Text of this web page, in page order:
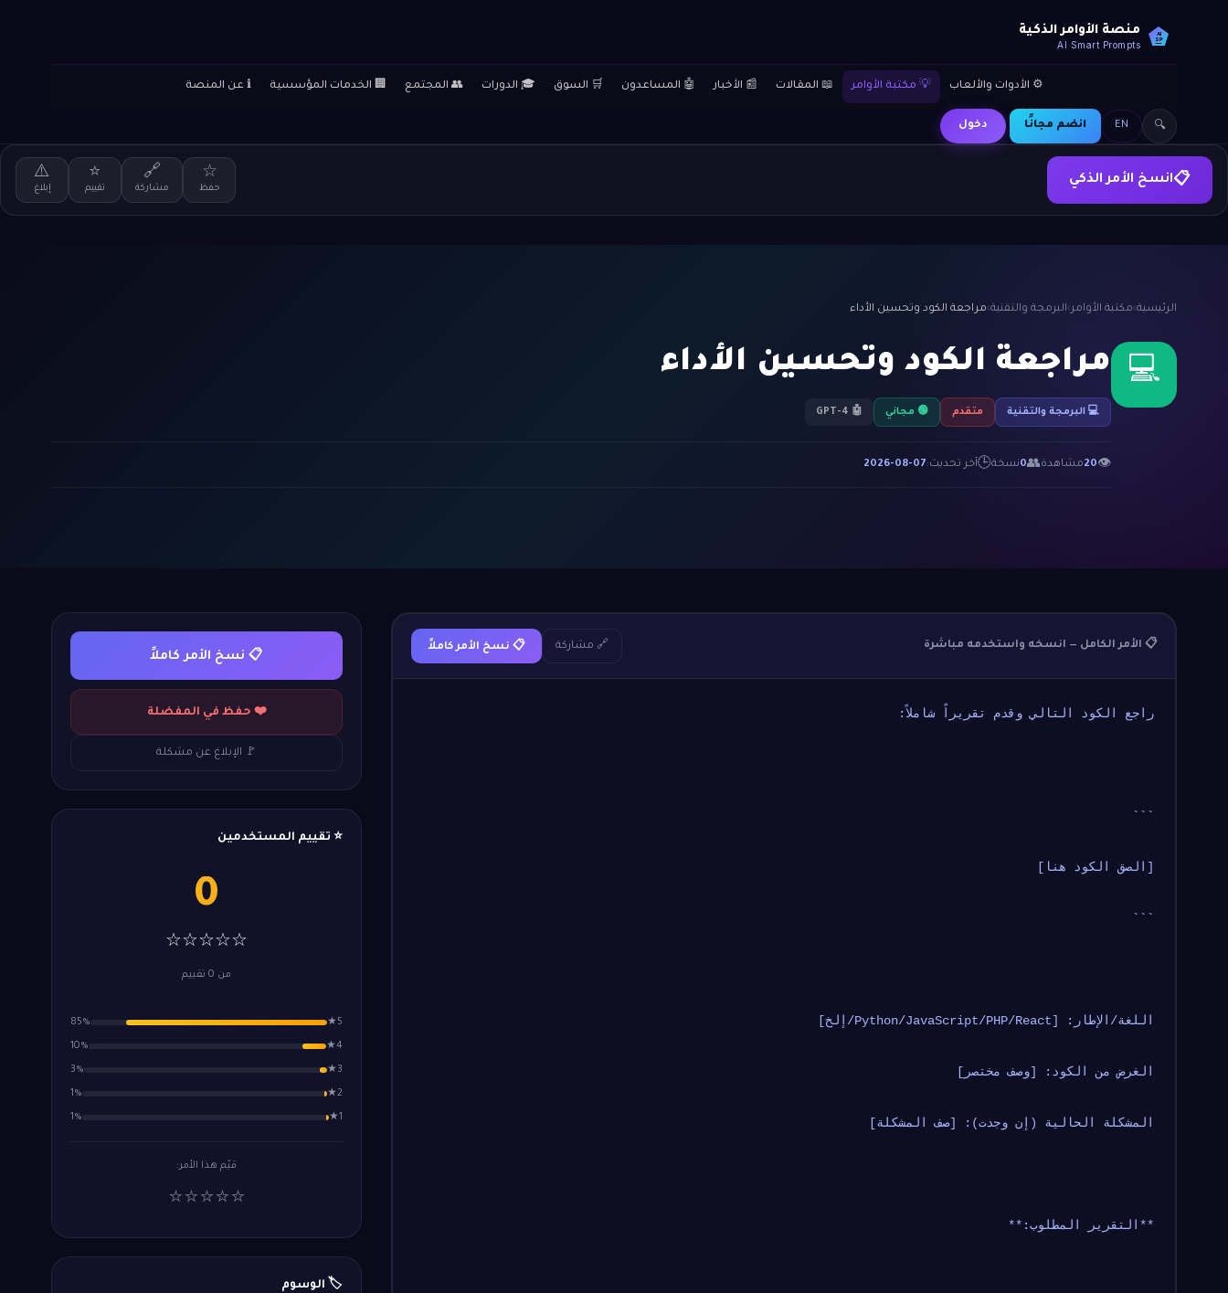
AI
SP
منصة الأوامر الذكية
AI Smart Prompts
⚙️ الأدوات والألعاب 💡 مكتبة الأوامر 📖 المقالات 📰 الأخبار 🤖 المساعدون 🛒 السوق 🎓 الدورات 👥 المجتمع 🏢 الخدمات المؤسسية ℹ️ عن المنصة
🔍
EN انضم مجانًا دخول
📋انسخ الأمر الذكي ☆
حفظ
🔗
مشاركة
⭐
تقييم
⚠️
إبلاغ
الرئيسية›مكتبة الأوامر›البرمجة والتقنية›مراجعة الكود وتحسين الأداء
💻 مراجعة الكود وتحسين الأداء
💻 البرمجة والتقنية متقدم 🟢 مجاني 🤖 GPT-4
👁
20مشاهدة👥
0نسخة🕒آخر تحديث:2026-08-07
📋 الأمر الكامل — انسخه واستخدمه مباشرة 🔗 مشاركة 📋 نسخ الأمر كاملاً
راجع الكود التالي وقدم تقريراً شاملاً:
```
[الصق الكود هنا]
```
اللغة/الإطار: [Python/JavaScript/PHP/React/إلخ]
الغرض من الكود: [وصف مختصر]
المشكلة الحالية (إن وجدت): [صف المشكلة]
**التقرير المطلوب:**
📋 نسخ الأمر كاملاً
❤️ حفظ في المفضلة
🚩 الإبلاغ عن مشكلة
⭐ تقييم المستخدمين
0
☆☆☆☆☆
من 0 تقييم
5★
85%
4★
10%
3★
3%
2★
1%
1★
1%
قيّم هذا الأمر:
⭐
⭐
⭐
⭐
⭐
🏷️ الوسوم